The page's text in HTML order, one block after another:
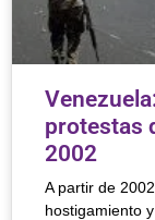
protestas
2002
A partir de
hostigamiento